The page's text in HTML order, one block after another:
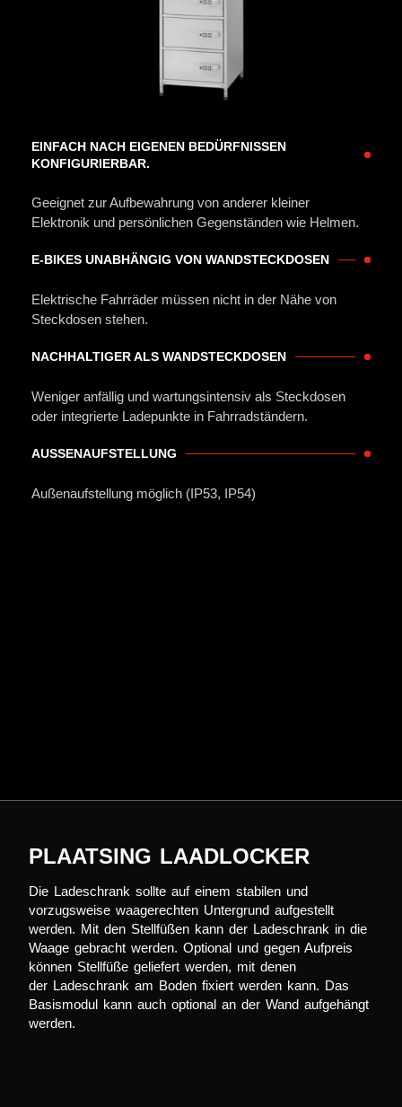
EINFACH NACH EIGENEN BEDÜRFNISSEN
KONFIGURIERBAR.
Geeignet zur Aufbewahrung von anderer kleiner
Elektronik und persönlichen Gegenständen wie Helmen.
E-BIKES UNABHÄNGIG VON WANDSTECKDOSEN
Elektrische Fahrräder müssen nicht in der Nähe von
Steckdosen stehen.
NACHHALTIGER ALS WANDSTECKDOSEN
Weniger anfällig und wartungsintensiv als Steckdosen
oder integrierte Ladepunkte in Fahrradständern.
AUSSENAUFSTELLUNG
Außenaufstellung möglich (IP53, IP54)
PLAATSING LAADLOCKER
Die Ladeschrank sollte auf einem stabilen und
vorzugsweise waagerechten Untergrund aufgestellt
werden. Mit den Stellfüßen kann der Ladeschrank in die
Waage gebracht werden. Optional und gegen Aufpreis
können Stellfüße geliefert werden, mit denen
der Ladeschrank am Boden fixiert werden kann. Das
Basismodul kann auch optional an der Wand aufgehängt
werden.